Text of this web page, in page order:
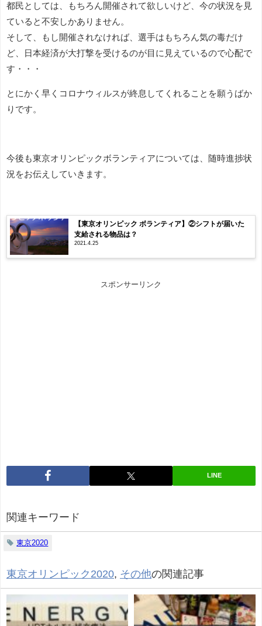
都民としては、もちろん開催されて欲しいけど、今の状況を見
ていると不安しかありません。
そして、もし開催されなければ、選手はもちろん気の毒だけ
ど、日本経済が大打撃を受けるのが目に見えているので心配で
す・・・
とにかく早くコロナウィルスが終息してくれることを願うばか
りです。
今後も東京オリンピックボランティアについては、随時進捗状
況をお伝えしていきます。
【東京オリンピック ボランティア】②シフトが届いた
支給される物品は？
2021.4.25
スポンサーリンク
LINE
関連キーワード
東京2020
東京オリンピック2020, その他の関連記事